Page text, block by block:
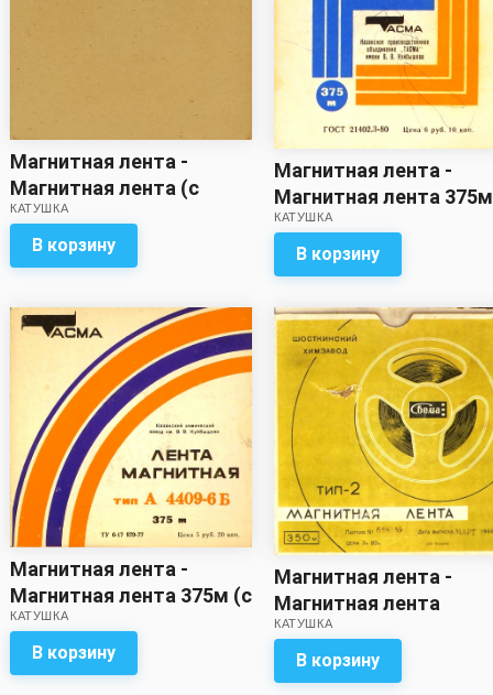
Магнитная лента -
Магнитная лента (с
записью / метраж
неизвестен)
КАТУШКА
В корзину
Магнитная лента -
Магнитная лента
записью)
КАТУШКА
В корзину
Магнитная лента -
Магнитная лента 375м (с
записью)
КАТУШКА
В корзину
Магнитная лента -
Магнитная лента
меньшего метража,
указано на упаковке (с
записью)
КАТУШКА
В корзину